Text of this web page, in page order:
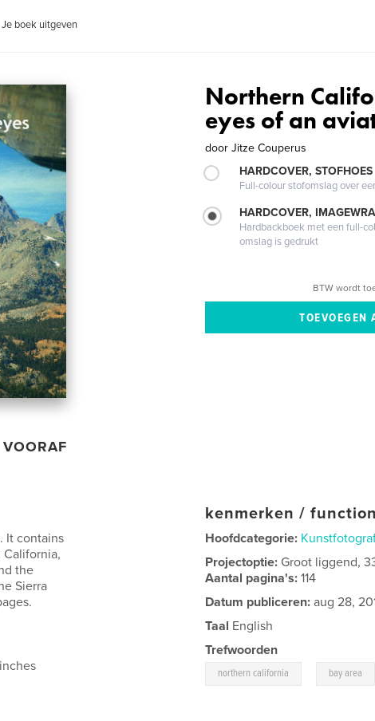
Je boek uitgeven
Northern
eyes of an
door Jitze Couperus
HARDCOVER, STOFHOES
Full-colour stofomslag over
HARDCOVER,
Hardbackboek met een full-
omslag is gedrukt
BTW wordt
It contains
the
Sierra
kenmerken /
Hoofdcategorie:
Projectoptie: Groot liggend,
Aantal pagina's:114
Datum publiceren: aug 28,
Taal English
Trefwoorden
northern california bay area